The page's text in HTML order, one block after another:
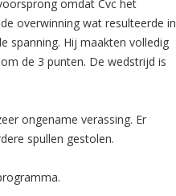
omdat Cvc het
overwinning wat resulteerde in
spanning. Hij maakten volledig
de 3 punten. De wedstrijd is
ongename verassing. Er
spullen gestolen.